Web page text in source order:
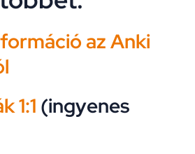
az Anki
1:1 (ingyenes